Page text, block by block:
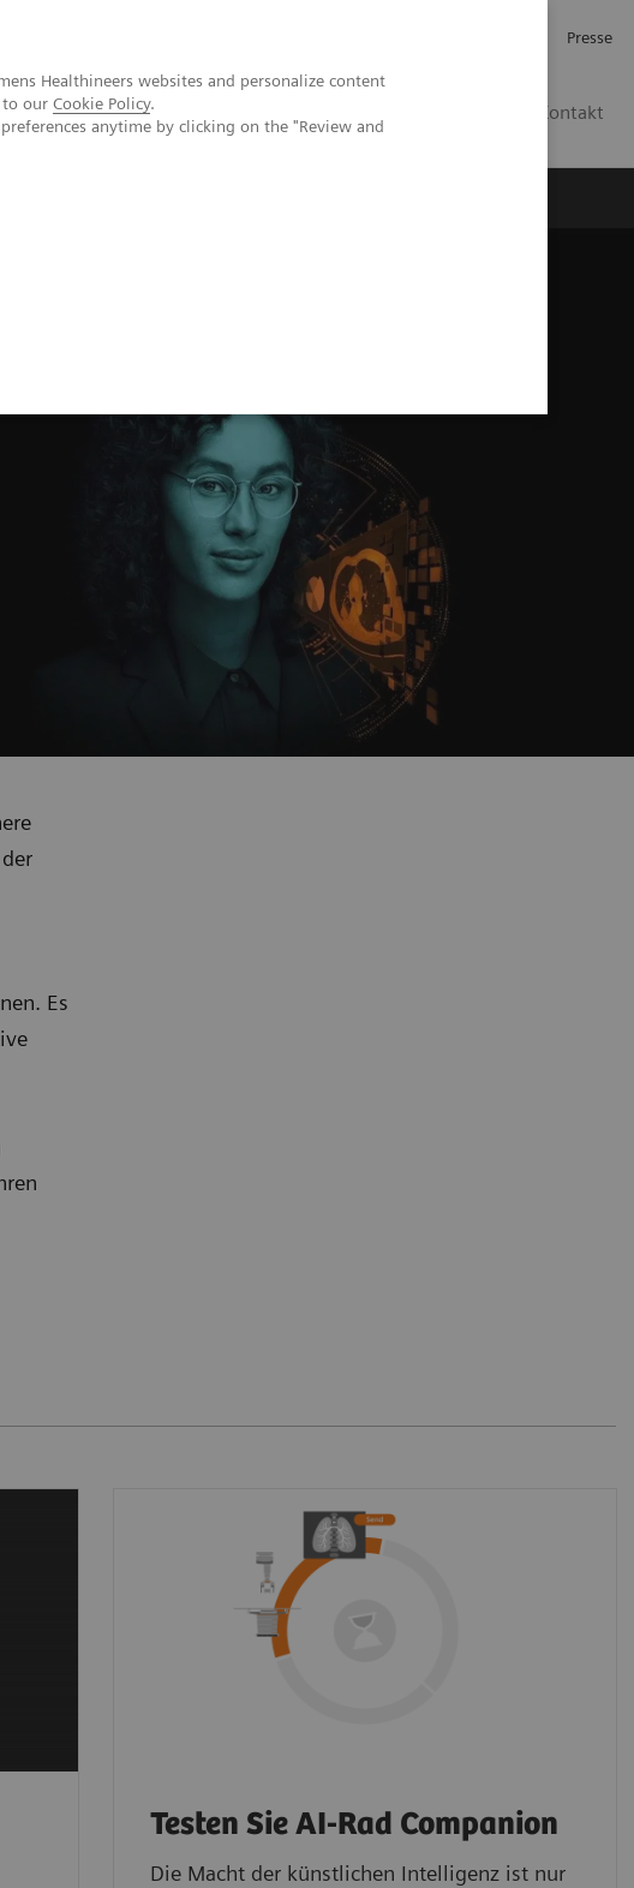
Healthineers websites and personalize content
to our Cookie Policy.
anytime by clicking on the "Review and
Presse
Kontakt
Es
Testen Sie AI-Rad Companion
Die Macht der künstlichen Intelligenz ist nur